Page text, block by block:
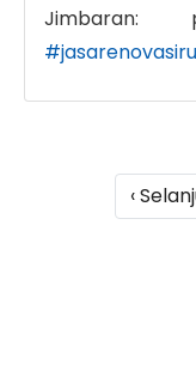
Jimbaran:
‹